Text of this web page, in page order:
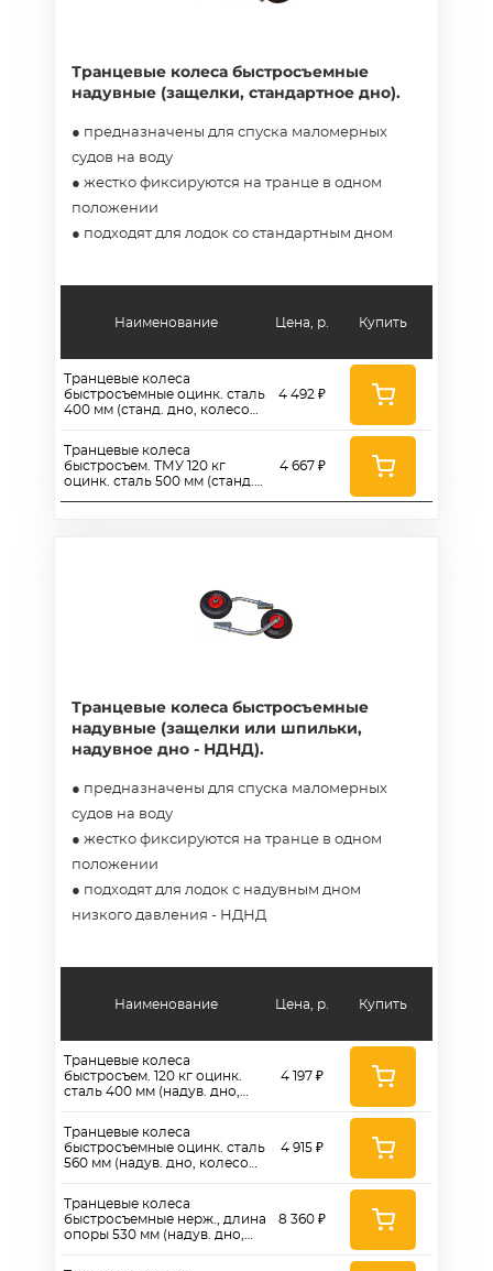
Транцевые колеса быстросъемные
надувные (защелки, стандартное дно).
● предназначены для спуска маломерных
судов на воду
● жестко фиксируются на транце в одном
положении
● подходят для лодок со стандартным дном
Наименование
Транцевые колеса
быстросъемные оцинк. сталь
400 мм (станд. дно, колесо
Транцевые колеса
быстросъем. ТМУ 120 кг
оцинк. сталь 500 мм (станд.
Цена, р.
4 492 ₽
4 667 ₽
Купить
Транцевые колеса быстросъемные
надувные (защелки или шпильки,
надувное дно - НДНД).
● предназначены для спуска маломерных
судов на воду
● жестко фиксируются на транце в одном
положении
● подходят для лодок с надувным дном
низкого давления - НДНД
Наименование
Транцевые колеса
быстросъем. 120 кг оцинк.
сталь 400 мм (надув. дно,
Транцевые колеса
быстросъемные оцинк. сталь
560 мм (надув. дно, колесо
Транцевые колеса
быстросъемные нерж., длина
опоры 530 мм (надув. дно,
Цена, р.
4 197 ₽
4 915 ₽
8 360 ₽
Купить